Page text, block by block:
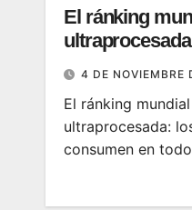
El ránking
ultraprocesada
4 DE NOVIEMBRE
El ránking
ultraprocesada:
consumen en